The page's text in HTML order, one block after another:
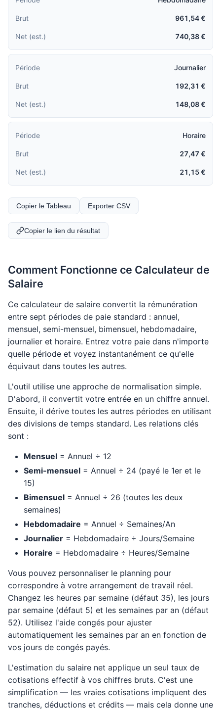
961,54 €
740,38 €
Journalier
192,31 €
148,08 €
Horaire
27,47 €
21,15 €
Copier le Tableau Exporter CSV
Copier le lien du résultat
Comment Fonctionne ce Calculateur de
Salaire
Ce calculateur de salaire convertit la rémunération
entre sept périodes de paie standard : annuel,
mensuel, semi-mensuel, bimensuel, hebdomadaire,
journalier et horaire. Entrez votre paie dans n'importe
quelle période et voyez instantanément ce qu'elle
équivaut dans toutes les autres.
L'outil utilise une approche de normalisation simple.
D'abord, il convertit votre entrée en un chiffre annuel.
Ensuite, il dérive toutes les autres périodes en utilisant
des divisions de temps standard. Les relations clés
sont :
Mensuel = Annuel ÷ 12
Semi-mensuel = Annuel ÷ 24 (payé le 1er et le
15)
Bimensuel = Annuel ÷ 26 (toutes les deux
semaines)
Hebdomadaire = Annuel ÷ Semaines/An
Journalier = Hebdomadaire ÷ Jours/Semaine
Horaire = Hebdomadaire ÷ Heures/Semaine
Vous pouvez personnaliser le planning pour
correspondre à votre arrangement de travail réel.
Changez les heures par semaine (défaut 35), les jours
par semaine (défaut 5) et les semaines par an (défaut
52). Utilisez l'aide congés pour ajuster
automatiquement les semaines par an en fonction de
vos jours de congés payés.
L'estimation du salaire net applique un seul taux de
cotisations effectif à vos chiffres bruts. C'est une
simplification — les vraies cotisations impliquent des
tranches, déductions et crédits — mais cela donne une